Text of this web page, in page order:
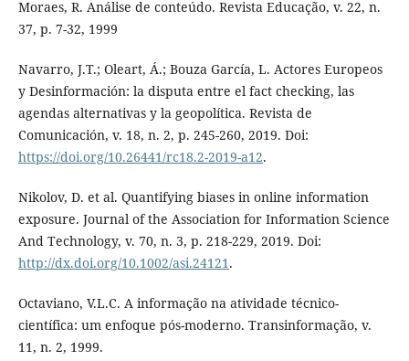
Moraes, R. Análise de conteúdo. Revista Educação, v. 22, n.
37, p. 7-32, 1999
Navarro, J.T.; Oleart, Á.; Bouza García, L. Actores Europeos
y Desinformación: la disputa entre el fact checking, las
agendas alternativas y la geopolítica. Revista de
Comunicación, v. 18, n. 2, p. 245-260, 2019. Doi:
https://doi.org/10.26441/rc18.2-2019-a12.
Nikolov, D. et al. Quantifying biases in online information
exposure. Journal of the Association for Information Science
And Technology, v. 70, n. 3, p. 218-229, 2019. Doi:
http://dx.doi.org/10.1002/asi.24121.
Octaviano, V.L.C. A informação na atividade técnico-
científica: um enfoque pós-moderno. Transinformação, v.
11, n. 2, 1999.